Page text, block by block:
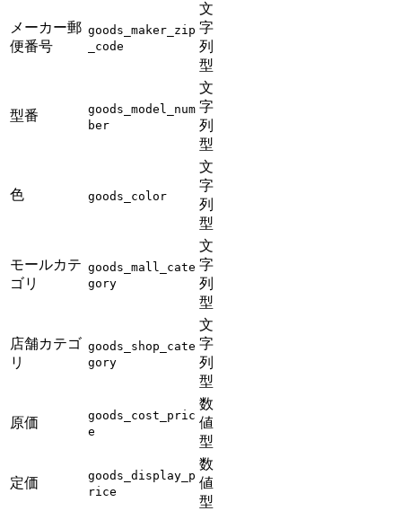
メーカー郵
便番号
goods_maker_zip
_code
文
字
列
型
型番
goods_model_num
ber
文
字
列
型
色 goods_color
文
字
列
型
モールカテ
ゴリ
goods_mall_cate
gory
文
字
列
型
店舗カテゴ
リ
goods_shop_cate
gory
文
字
列
型
原価
goods_cost_pric
e
数
値
型
定価
goods_display_p
rice
数
値
型